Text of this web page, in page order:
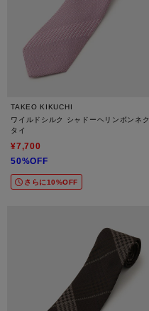
TAKEO KIKUCHI
ワイルドシルク シャドーヘリンボンネク
タイ
¥7,700
50%OFF
さらに10%OFF